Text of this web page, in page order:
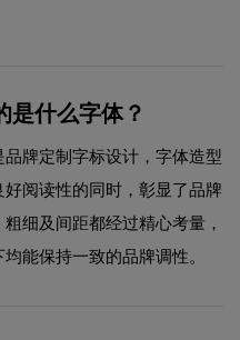
是什么字体？
牌定制字标设计，字体造型
阅读性的同时，彰显了品牌
细及间距都经过精心考量，
能保持一致的品牌调性。